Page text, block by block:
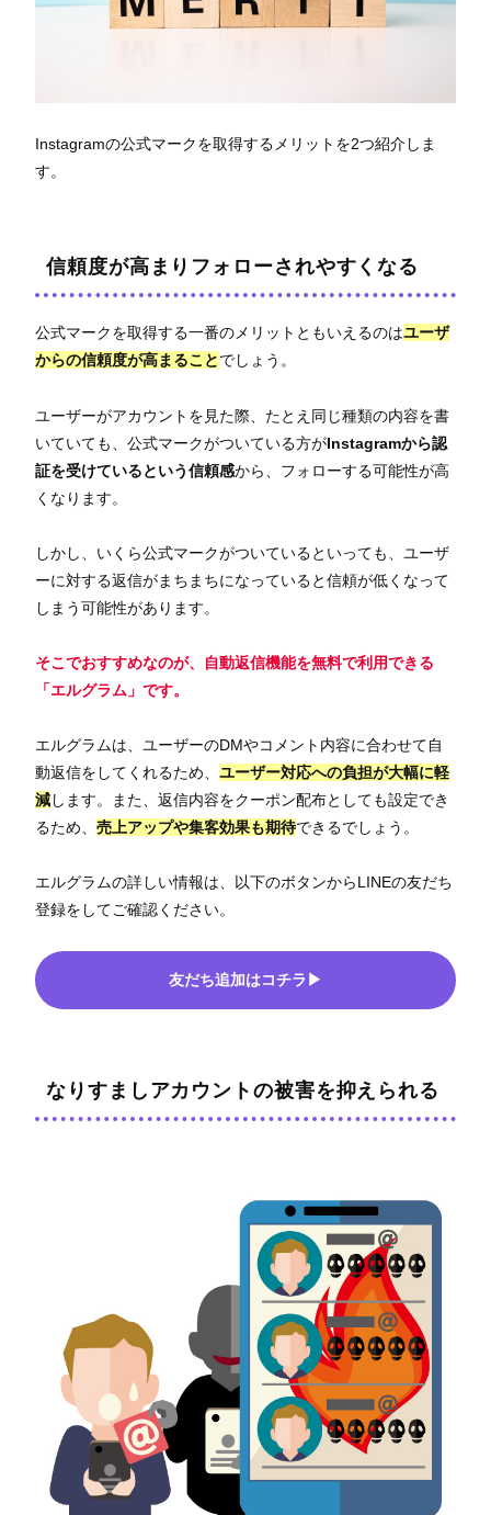
Instagramの公式マークを取得するメリットを2つ紹介しま
す。
信頼度が高まりフォローされやすくなる
公式マークを取得する一番のメリットともいえるのはユーザ
からの信頼度が高まることでしょう。
ユーザーがアカウントを見た際、たとえ同じ種類の内容を書
いていても、公式マークがついている方がInstagramから認
証を受けているという信頼感から、フォローする可能性が高
くなります。
しかし、いくら公式マークがついているといっても、ユーザ
ーに対する返信がまちまちになっていると信頼が低くなって
しまう可能性があります。
そこでおすすめなのが、自動返信機能を無料で利用できる
「エルグラム」です。
エルグラムは、ユーザーのDMやコメント内容に合わせて自
動返信をしてくれるため、 ユーザー対応への負担が大幅に軽
減します。また、返信内容をクーポン配布としても設定でき
るため、 売上アップや集客効果も期待できるでしょう。
エルグラムの詳しい情報は、以下のボタンからLINEの友だち
登録をしてご確認ください。
友だち追加はコチラ▶
なりすましアカウントの被害を抑えられる